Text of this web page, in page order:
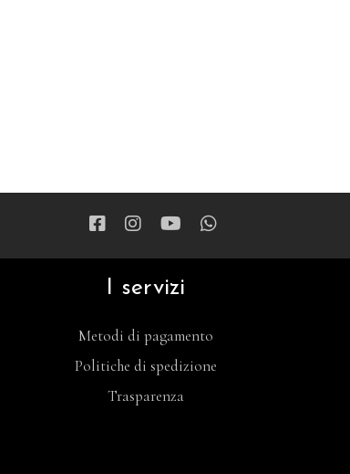
I servizi
Metodi di pagamento
Politiche di spedizione
Trasparenza